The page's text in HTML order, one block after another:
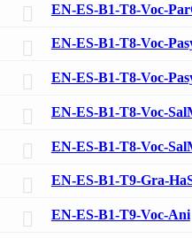
EN-ES-B1-T8-Voc-
EN-ES-B1-T8-Voc-
EN-ES-B1-T8-Voc-
EN-ES-B1-T8-Voc-
EN-ES-B1-T8-Voc-
EN-ES-B1-T9-Gra-
EN-ES-B1-T9-Voc-Ani